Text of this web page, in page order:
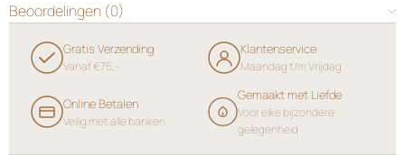
Beoordelingen (0)
Gratis Verzending
Vanaf €75,-
Klantenservice
Maandag t/m Vrijdag
Online Betalen
Veilig met alle banken
Gemaakt met Liefde
Voor elke bijzondere
gelegenheid